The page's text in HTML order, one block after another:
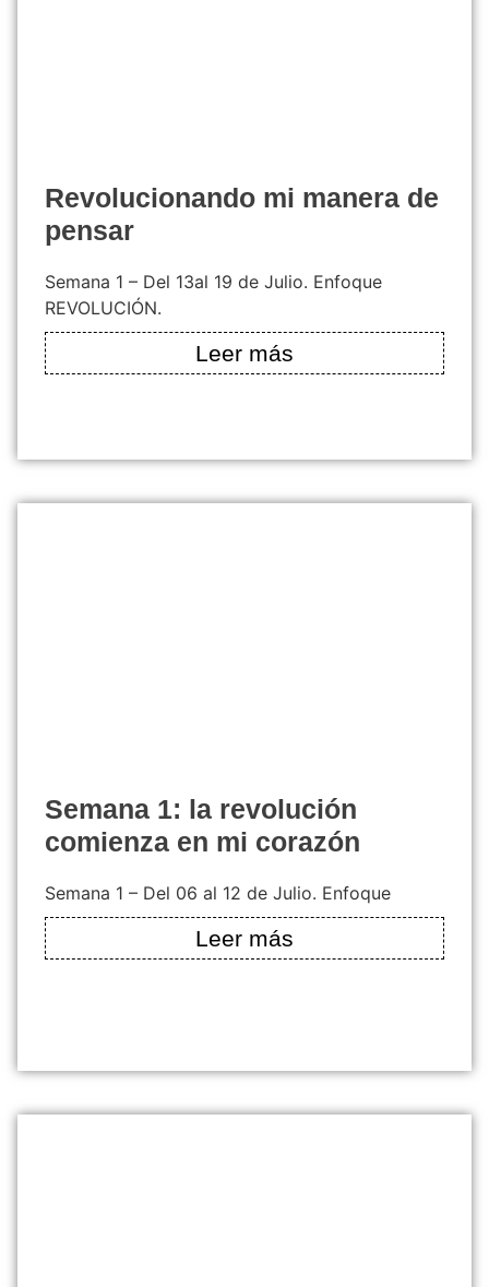
revolucionando mi manera de
pensar
Semana 1 – Del 13al 19 de Julio. Enfoque
REVOLUCIÓN.
Leer más
semana 1: la revolución
comienza en mi corazón
Semana 1 – Del 06 al 12 de Julio. Enfoque
Leer más